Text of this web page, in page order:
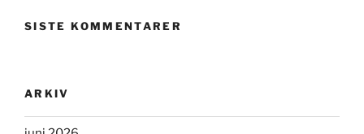
SISTE KOMMENTARER
ARKIV